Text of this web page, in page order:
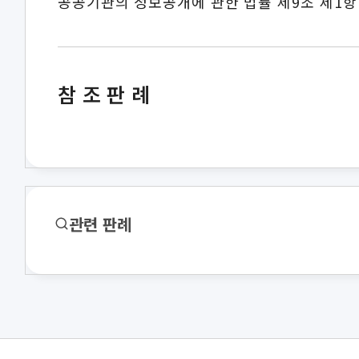
참조판례
관련 판례